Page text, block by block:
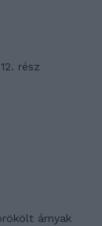
rész
árnyak